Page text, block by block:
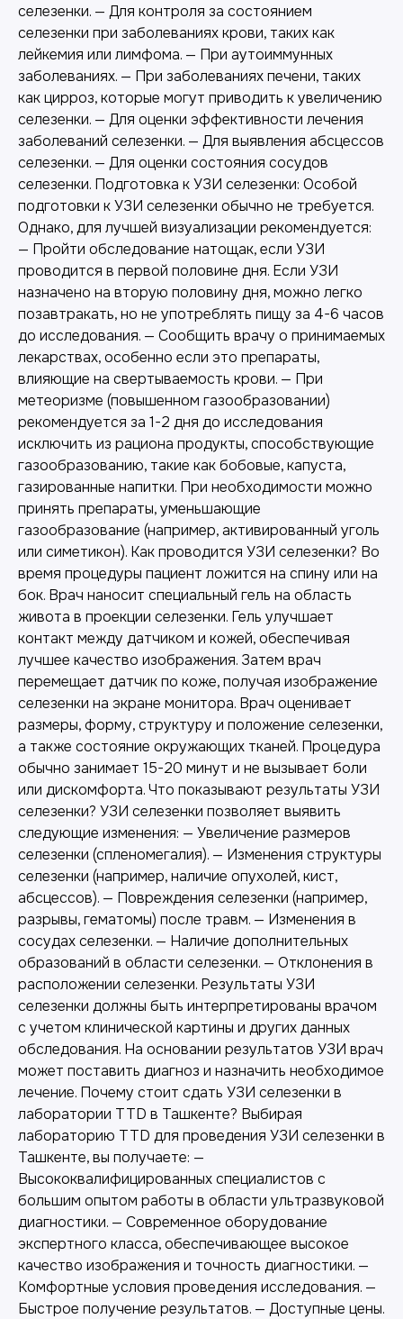
селезенки. — Для контроля за состоянием
селезенки при заболеваниях крови, таких как
лейкемия или лимфома. — При аутоиммунных
заболеваниях. — При заболеваниях печени, таких
как цирроз, которые могут приводить к увеличению
селезенки. — Для оценки эффективности лечения
заболеваний селезенки. — Для выявления абсцессов
селезенки. — Для оценки состояния сосудов
селезенки. Подготовка к УЗИ селезенки: Особой
подготовки к УЗИ селезенки обычно не требуется.
Однако, для лучшей визуализации рекомендуется:
— Пройти обследование натощак, если УЗИ
проводится в первой половине дня. Если УЗИ
назначено на вторую половину дня, можно легко
позавтракать, но не употреблять пищу за 4-6 часов
до исследования. — Сообщить врачу о принимаемых
лекарствах, особенно если это препараты,
влияющие на свертываемость крови. — При
метеоризме (повышенном газообразовании)
рекомендуется за 1-2 дня до исследования
исключить из рациона продукты, способствующие
газообразованию, такие как бобовые, капуста,
газированные напитки. При необходимости можно
принять препараты, уменьшающие
газообразование (например, активированный уголь
или симетикон). Как проводится УЗИ селезенки? Во
время процедуры пациент ложится на спину или на
бок. Врач наносит специальный гель на область
живота в проекции селезенки. Гель улучшает
контакт между датчиком и кожей, обеспечивая
лучшее качество изображения. Затем врач
перемещает датчик по коже, получая изображение
селезенки на экране монитора. Врач оценивает
размеры, форму, структуру и положение селезенки,
а также состояние окружающих тканей. Процедура
обычно занимает 15-20 минут и не вызывает боли
или дискомфорта. Что показывают результаты УЗИ
селезенки? УЗИ селезенки позволяет выявить
следующие изменения: — Увеличение размеров
селезенки (спленомегалия). — Изменения структуры
селезенки (например, наличие опухолей, кист,
абсцессов). — Повреждения селезенки (например,
разрывы, гематомы) после травм. — Изменения в
сосудах селезенки. — Наличие дополнительных
образований в области селезенки. — Отклонения в
расположении селезенки. Результаты УЗИ
селезенки должны быть интерпретированы врачом
с учетом клинической картины и других данных
обследования. На основании результатов УЗИ врач
может поставить диагноз и назначить необходимое
лечение. Почему стоит сдать УЗИ селезенки в
лаборатории TTD в Ташкенте? Выбирая
лабораторию TTD для проведения УЗИ селезенки в
Ташкенте, вы получаете: —
Высококвалифицированных специалистов с
большим опытом работы в области ультразвуковой
диагностики. — Современное оборудование
экспертного класса, обеспечивающее высокое
качество изображения и точность диагностики. —
Комфортные условия проведения исследования. —
Быстрое получение результатов. — Доступные цены.
Другие наши услуги